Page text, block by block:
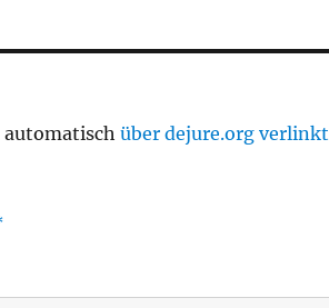
automatischüber dejure.org verlinkt